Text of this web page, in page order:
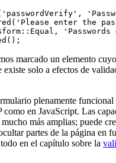
marcado un elemento
existe solo a efectos de
plenamente funcional
en JavaScript. Las
más amplias; puede
partes de la página en
en el capítulo sobre la